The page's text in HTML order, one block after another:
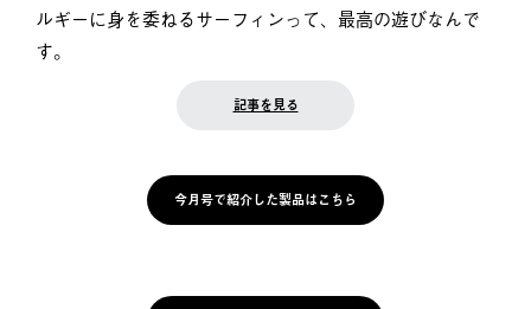
ルギーに身を委ねるサーフィンって、最高の遊びなんで
す。
記事を見る
今月号で紹介した製品はこちら